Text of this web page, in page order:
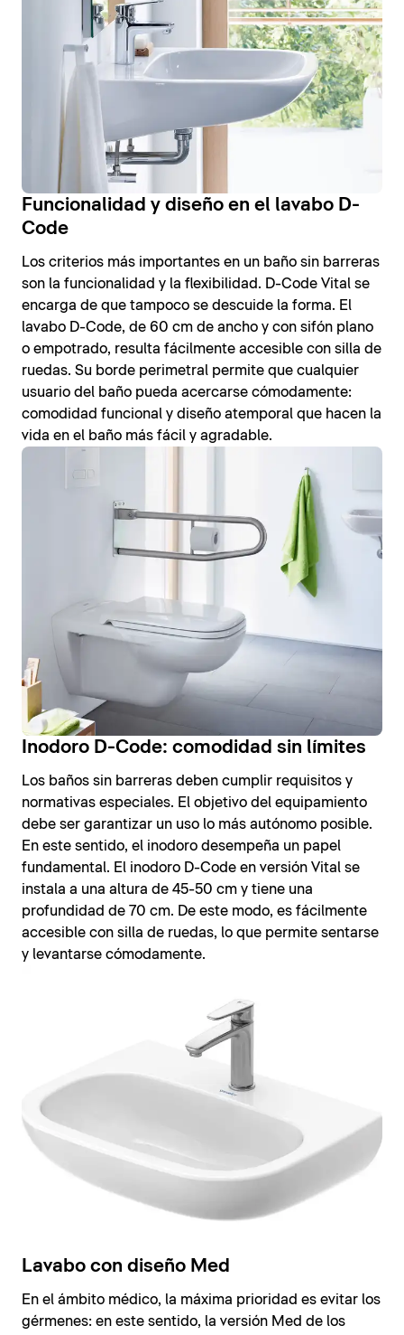
Funcionalidad y diseño en el lavabo D-
Code
Los criterios más importantes en un baño sin barreras
son la funcionalidad y la flexibilidad. D-Code Vital se
encarga de que tampoco se descuide la forma. El
lavabo D-Code, de 60 cm de ancho y con sifón plano
o empotrado, resulta fácilmente accesible con silla de
ruedas. Su borde perimetral permite que cualquier
usuario del baño pueda acercarse cómodamente:
comodidad funcional y diseño atemporal que hacen la
vida en el baño más fácil y agradable.
Inodoro D-Code: comodidad sin límites
Los baños sin barreras deben cumplir requisitos y
normativas especiales. El objetivo del equipamiento
debe ser garantizar un uso lo más autónomo posible.
En este sentido, el inodoro desempeña un papel
fundamental. El inodoro D-Code en versión Vital se
instala a una altura de 45-50 cm y tiene una
profundidad de 70 cm. De este modo, es fácilmente
accesible con silla de ruedas, lo que permite sentarse
y levantarse cómodamente.
Lavabo con diseño Med
En el ámbito médico, la máxima prioridad es evitar los
gérmenes: en este sentido, la versión Med de los